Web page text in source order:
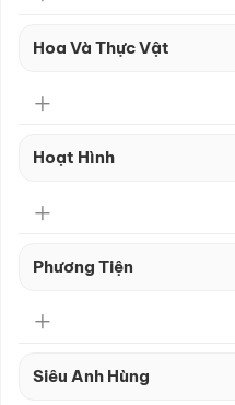
Hoa Và Thực Vật
Hoạt Hình
Phương Tiện
Siêu Anh Hùng